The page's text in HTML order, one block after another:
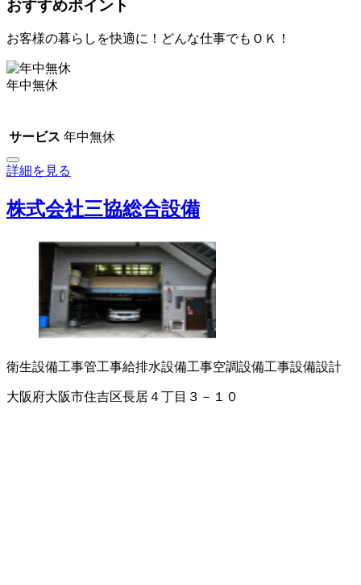
おすすめポイント
お客様の暮らしを快適に！どんな仕事でもＯＫ！
年中無休
サービス 年中無休
詳細を見る
株式会社三協総合設備
衛生設備工事管工事給排水設備工事空調設備工事設備設計
大阪府大阪市住吉区長居４丁目３－１０